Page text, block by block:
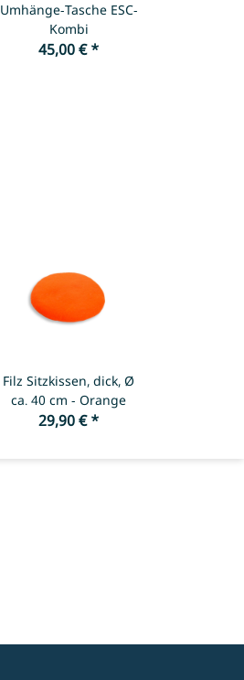
Umhänge-Tasche ESC-
Kombi
45,00 €*
Filz Sitzkissen, dick, Ø
ca. 40 cm - Orange
29,90 €*